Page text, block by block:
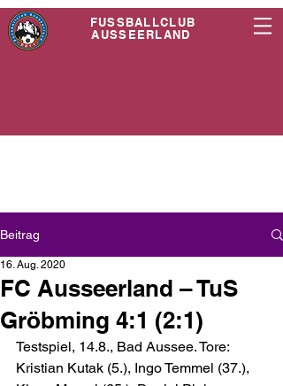
FUSSBALLCLUB
AUSSEERLAND
Beitrag
FC Ausseerland – TuS
Gröbming 4:1 (2:1)
16. Aug. 2020
Testspiel, 14.8., Bad Aussee. Tore:
Kristian Kutak (5.), Ingo Temmel (37.),